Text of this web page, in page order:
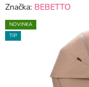
hodnotenie
produktu
je
Značka: BEBETTO
NOVINKA
TIP